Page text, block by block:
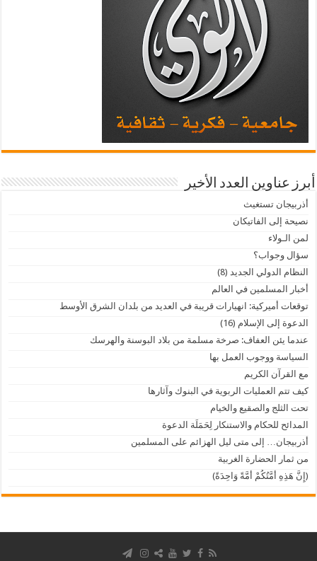
أبرز عناوين العدد الأخير
أذربيجان تستغيث
نصيحة إلى الفاتيكان
لمن الـولاء
سؤال وجواب؟
النظام الدولي الجديد (8)
أخبار المسلمين في العالم
توقعات أميركية: انهيارات قريبة في العديد من بلدان الشرق الأوسط
الدعوة إلى الإسلام (16)
عندما يئن العفاف: صرخة مسلمة من بلاد البوسنة والهرسك
السياسة ووجوب العمل بها
مع القرآن الكريم
كيف تتم العمليات الربوية في البنوك وآثارها
تحت الثلج والصقيع والخيام
المدائح للحكام والاستنكار لِحَمَلَة الدعوة
أذربيجان… إلى متى ليل الهزائم على المسلمين
من ثمار الحضارة الغربية
(إِنَّ هَذِهِ أُمَّتُكُمْ أُمَّةً وَاحِدَةً)